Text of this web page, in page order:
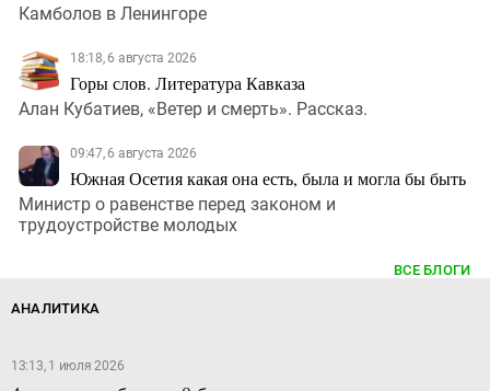
Камболов в Ленингоре
18:18, 6 августа 2026
Горы слов. Литература Кавказа
Алан Кубатиев, «Ветер и смерть». Рассказ.
09:47, 6 августа 2026
Южная Осетия какая она есть, была и могла бы быть
Министр о равенстве перед законом и
трудоустройстве молодых
ВСЕ БЛОГИ
АНАЛИТИКА
13:13, 1 июля 2026